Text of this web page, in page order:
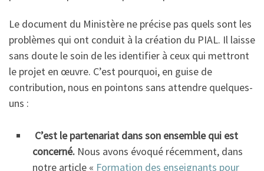
Le document du Ministère ne précise pas quels sont les
problèmes qui ont conduit à la création du PIAL. Il laisse
sans doute le soin de les identifier à ceux qui mettront
le projet en œuvre. C’est pourquoi, en guise de
contribution, nous en pointons sans attendre quelques-
uns :
C’est le partenariat dans son ensemble qui est
concerné. Nous avons évoqué récemment, dans
notre article « Formation des enseignants pour